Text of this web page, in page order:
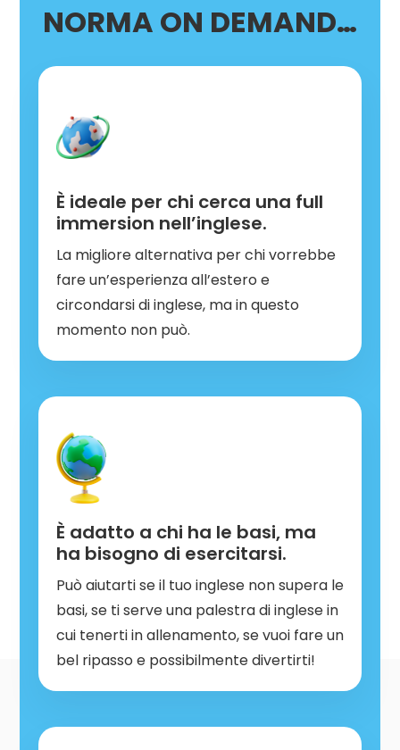
NORMA ON DEMAND…
È ideale per chi cerca una full
immersion nell’inglese.
La migliore alternativa per chi vorrebbe
fare un’esperienza all’estero e
circondarsi di inglese, ma in questo
momento non può.
È adatto a chi ha le basi, ma
ha bisogno di esercitarsi.
Può aiutarti se il tuo inglese non supera le
basi, se ti serve una palestra di inglese in
cui tenerti in allenamento, se vuoi fare un
bel ripasso e possibilmente divertirti!